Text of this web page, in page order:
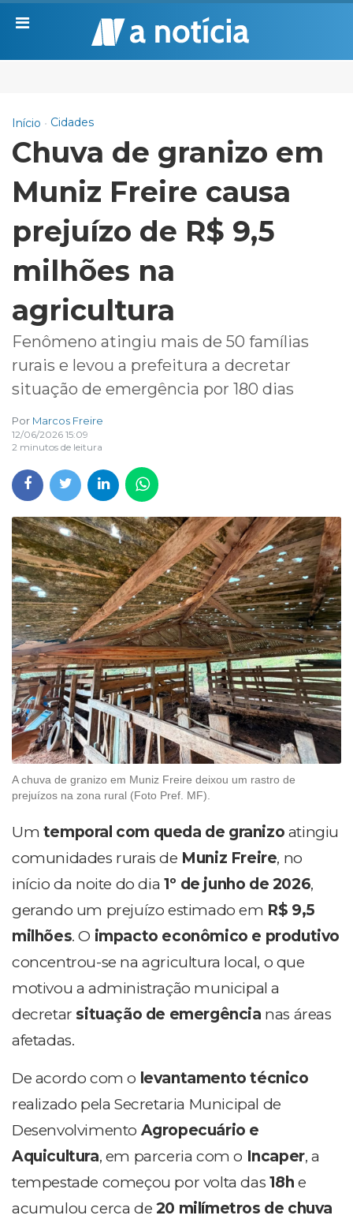
Início Cidades
Chuva de granizo em
Muniz Freire causa
prejuízo de R$ 9,5
milhões na
agricultura
Fenômeno atingiu mais de 50 famílias
rurais e levou a prefeitura a decretar
situação de emergência por 180 dias
Por Marcos Freire
12/06/2026 15:09
2 minutos de leitura
A chuva de granizo em Muniz Freire deixou um rastro de
prejuízos na zona rural (Foto Pref. MF).
Um temporal com queda de granizo atingiu
comunidades rurais de Muniz Freire, no
início da noite do dia 1º de junho de 2026,
gerando um prejuízo estimado em R$ 9,5
milhões. O impacto econômico e produtivo
concentrou-se na agricultura local, o que
motivou a administração municipal a
decretar situação de emergência nas áreas
afetadas.
De acordo com o levantamento técnico
realizado pela Secretaria Municipal de
Desenvolvimento Agropecuário e
Aquicultura, em parceria com o Incaper, a
tempestade começou por volta das 18h e
acumulou cerca de 20 milímetros de chuva